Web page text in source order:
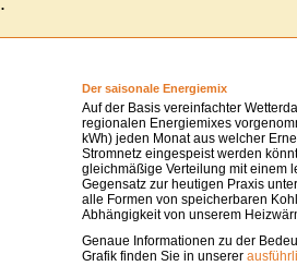
Der saisonale Energiemix
Auf der Basis vereinfachter
regionalen Energiemixes
kWh) jeden Monat aus welcher
Stromnetz eingespeist werden
gleichmäßige Verteilung mit einem
Gegensatz zur heutigen Praxis
alle Formen von speicherbaren
Abhängigkeit von unserem
Genaue Informationen zu der
Grafik finden Sie in unserer